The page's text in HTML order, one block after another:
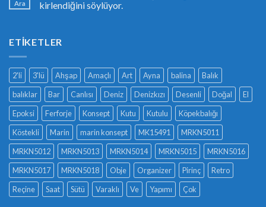
Ara
kirlendiğini söylüyor.
ETIKETLER
2'li 3'lü Ahşap Amaçlı Art Ayna balina
Balık
balıklar
Bar Canlısı Deniz Denizkızı Desenli Doğal
El
Epoksi
Ferforje Konsept Kutu Kutulu
Köpekbalığı
Köstekli
Marin marin konsept MK15491
MRKN5011
MRKN5012
MRKN5013 MRKN5014 MRKN5015
MRKN5016
MRKN5017
MRKN5018 Obje Organizer Pirinç
Retro
Reçine
Saat Sütü Varaklı Ve Yapımı Çok